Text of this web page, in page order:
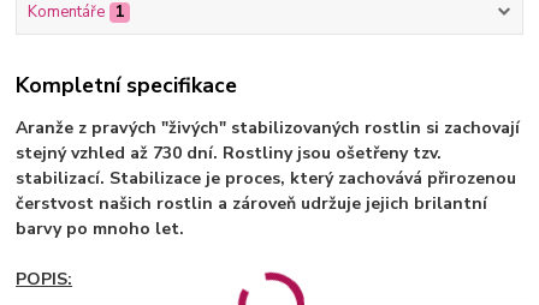
Komentáře 1
Kompletní specifikace
Aranže z pravých "živých" stabilizovaných rostlin si zachovají
stejný vzhled až 730 dní. Rostliny jsou ošetřeny tzv.
stabilizací. Stabilizace je proces, který zachovává přirozenou
čerstvost našich rostlin a zároveň udržuje jejich brilantní
barvy po mnoho let.
POPIS: